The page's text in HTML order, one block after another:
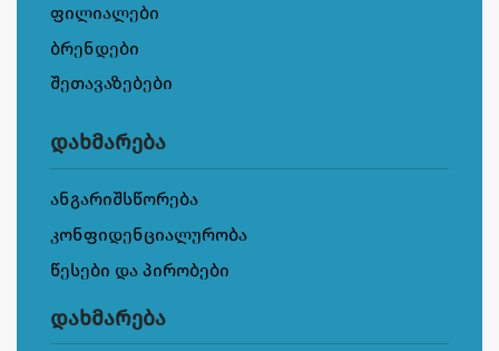
ფილიალები
ბრენდები
შეთავაზებები
დახმარება
ანგარიშსწორება
კონფიდენციალურობა
წესები და პირობები
დახმარება